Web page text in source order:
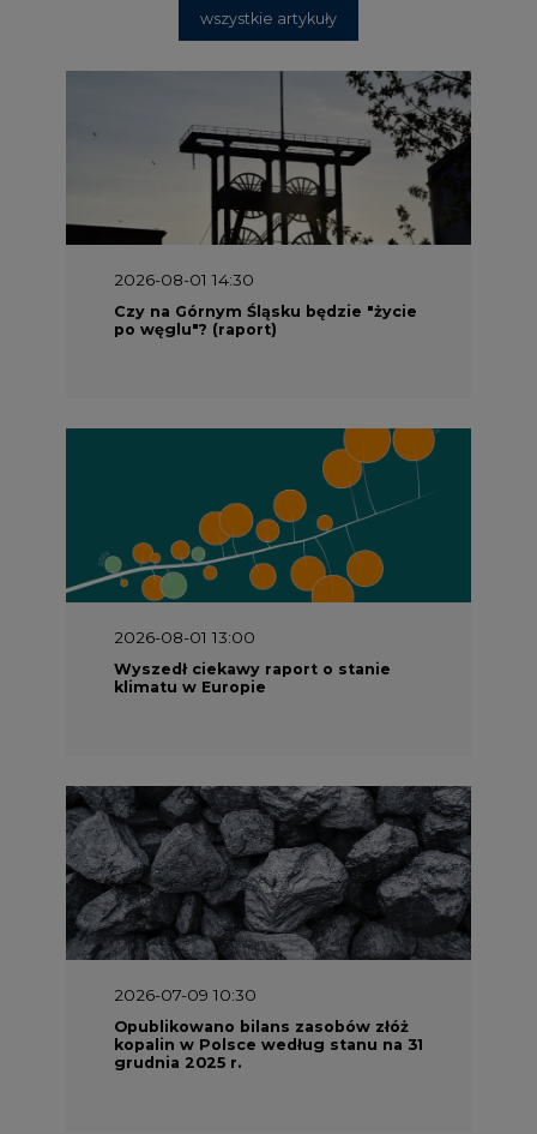
wszystkie artykuły
2026-08-01 14:30
Czy na Górnym Śląsku będzie "życie
po węglu"? (raport)
2026-08-01 13:00
Wyszedł ciekawy raport o stanie
klimatu w Europie
2026-07-09 10:30
Opublikowano bilans zasobów złóż
kopalin w Polsce według stanu na 31
grudnia 2025 r.